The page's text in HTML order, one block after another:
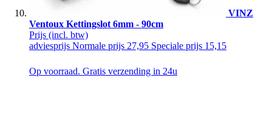
VINZ
Ventoux Kettingslot 6mm - 90cm
Prijs (incl. btw)
adviesprijs Normale prijs 27,95 Speciale prijs 15,15
Op voorraad. Gratis verzending in 24u